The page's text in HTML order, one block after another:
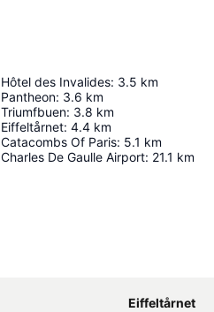
Hôtel des Invalides: 3.5 km
Pantheon: 3.6 km
Triumfbuen: 3.8 km
Eiffeltårnet: 4.4 km
Catacombs Of Paris: 5.1 km
Charles De Gaulle Airport: 21.1 km
Eiffeltårnet